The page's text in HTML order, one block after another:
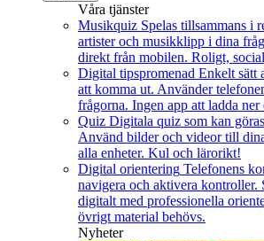
Våra tjänster
Musikquiz Spelas tillsammans i
artister och musikklipp i dina
direkt från mobilen. Roligt,
Digital tipspromenad Enkelt sätt
att komma ut. Använder
frågorna. Ingen app att ladda
Quiz Digitala quiz som kan
Använd bilder och videor till
alla enheter. Kul och lärorikt!
Digital orientering Telefonens
navigera och aktivera kontroller.
digitalt med professionella
övrigt material behövs.
Nyheter